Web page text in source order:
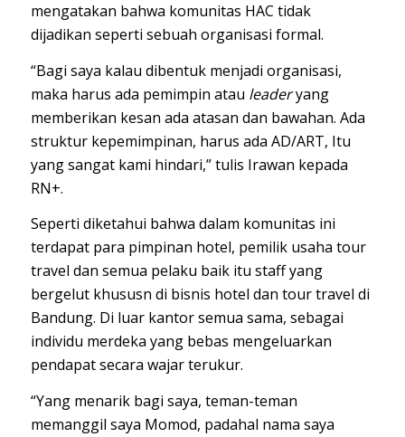
mengatakan bahwa komunitas HAC tidak
dijadikan seperti sebuah organisasi formal.
“Bagi saya kalau dibentuk menjadi organisasi,
maka harus ada pemimpin atau leaderyang
memberikan kesan ada atasan dan bawahan. Ada
struktur kepemimpinan, harus ada AD/ART, Itu
yang sangat kami hindari,” tulis Irawan kepada
RN+.
Seperti diketahui bahwa dalam komunitas ini
terdapat para pimpinan hotel, pemilik usaha tour
travel dan semua pelaku baik itu staff yang
bergelut khususn di bisnis hotel dan tour travel di
Bandung. Di luar kantor semua sama, sebagai
individu merdeka yang bebas mengeluarkan
pendapat secara wajar terukur.
“Yang menarik bagi saya, teman-teman
memanggil saya Momod, padahal nama saya